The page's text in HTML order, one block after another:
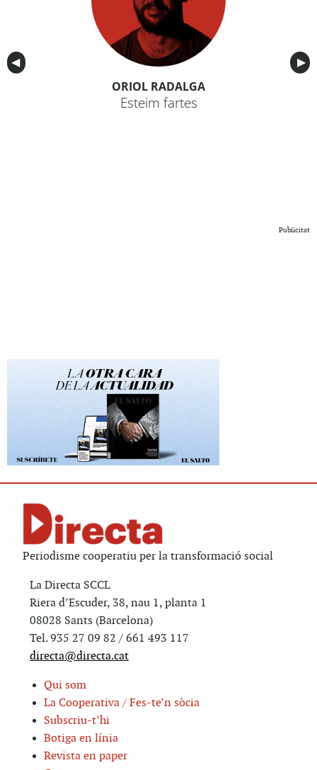
Anterior
◀︎ ▶︎
ORIOL RADALGA
Esteim fartes
Publicitat
Periodisme cooperatiu per la transformació social
La Directa SCCL
Riera d’Escuder, 38, nau 1, planta 1
08028 Sants (Barcelona)
Tel. 935 27 09 82 / 661 493 117
directa@directa.cat
Qui som
La Cooperativa / Fes-te’n sòcia
Subscriu-t’hi
Botiga en línia
Revista en paper